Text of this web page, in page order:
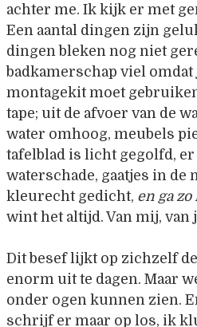
achter me. Ik kijk er met
Een aantal dingen zijn
dingen bleken nog niet
badkamerschap viel omdat
montagekit moet
tape; uit de afvoer van de
water omhoog, meubels
tafelblad is licht gegolfd,
waterschade, gaatjes in
kleurecht gedicht, en ga
wint het altijd. Van mij, van
Dit besef lijkt op zichzelf
enorm uit te dagen. Maar
onder ogen kunnen zien.
schrijf er maar op los, ik